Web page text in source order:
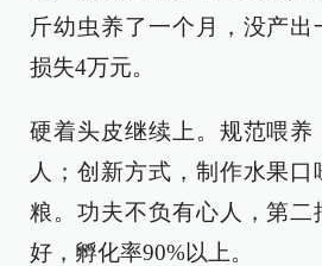
斤幼虫养了一个月，没产
损失4万元。
硬着头皮继续上。规范喂养
人；创新方式，制作水果口
粮。功夫不负有心人，第二
好，孵化率90%以上。